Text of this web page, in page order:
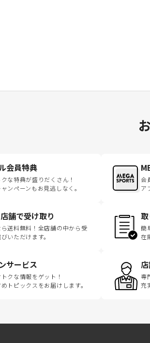
会員特典
な特典が盛りだくさん！
ンペーンもお見逃しなく。
会
ア
舗で受け取り
送料無料！全店舗の中から受
いただけます。
簡
在
サービス
クな情報をゲット！
トピックスをお届けします。
専
充